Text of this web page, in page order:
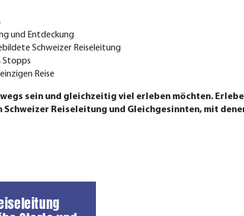
und Entdeckung
Schweizer Reiseleitung
Stopps
Reise
sein und gleichzeitig viel erleben möchten.
Reiseleitung und Gleichgesinnten, mit